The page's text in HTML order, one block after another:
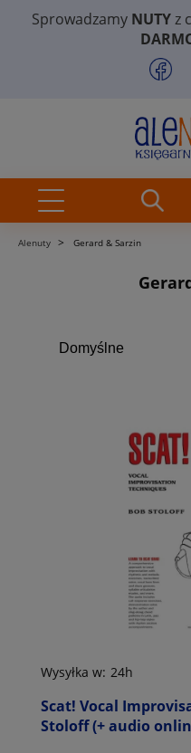
Sprowadzamy NUTYz
Alenuty > Gerard & Sarzin
Scat! Vocal
Stoloff (+ audio
Wysyłka w: 24h